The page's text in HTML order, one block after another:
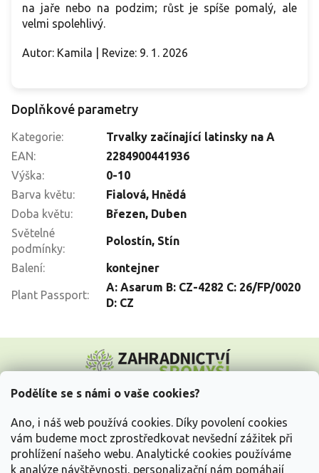
Podělíte se s námi o vaše cookies?
Ano, i náš web používá cookies. Díky povolení cookies
vám budeme moct zprostředkovat nevšední zážitek při
prohlížení našeho webu. Analytické cookies používáme
k analýze návštěvnosti, personalizační nám pomáhají
na jaře nebo na podzim; růst je spíše pomalý, ale
velmi spolehlivý.
Autor: Kamila | Revize: 9. 1. 2026
Doplňkové parametry
Kategorie:
Trvalky začínající latinsky na A
EAN:
2284900441936
Výška:
0-10
Barva květu: Fialová, Hnědá
Doba květu: Březen, Duben
Světelné
podmínky:
Polostín, Stín
Balení: kontejner
Plant Passport:
A: Asarum B: CZ-4282 C: 26/FP/0020
D: CZ
p
Vše o nákupu
Informace pro Vás